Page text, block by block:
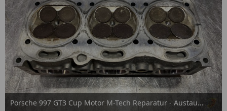
Porsche 997 GT3 Cup Motor M-Tech Reparatur - Austausch